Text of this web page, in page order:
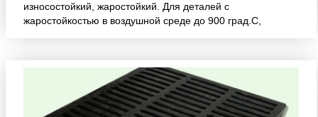
износостойкий, жаростойкий. Для деталей с
жаростойкостью в воздушной среде до 900 град.С,